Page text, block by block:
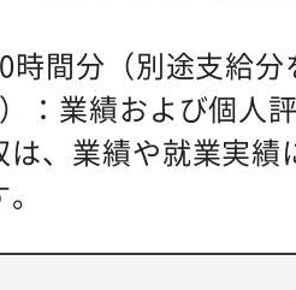
時間分（別途支給
：業績および個人
、業績や就業実績